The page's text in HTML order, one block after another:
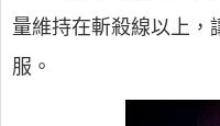
量維持在斬殺線以上，
服。